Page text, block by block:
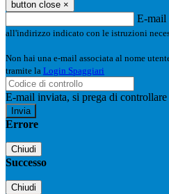
button close ×
E-mail
all'indirizzo indicato con le istruzioni
Non hai una e-mail associata al nome
tramite la Login Spaggiari
E-mail inviata, si prega di
Errore
Chiudi
Successo
Chiudi